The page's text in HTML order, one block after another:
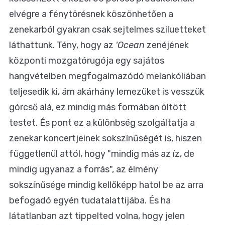
elvégre a fénytörésnek köszönhetően a
zenekarból gyakran csak sejtelmes sziluetteket
láthattunk. Tény, hogy az 'Ocean zenéjének
központi mozgatórugója egy sajátos
hangvételben megfogalmazódó melankóliában
teljesedik ki, ám akárhány lemezüket is vesszük
górcső alá, ez mindig más formában öltött
testet. És pont ez a különbség szolgáltatja a
zenekar koncertjeinek sokszínűségét is, hiszen
függetlenül attól, hogy "mindig más az íz, de
mindig ugyanaz a forrás", az élmény
sokszínűsége mindig kellőképp hatol be az arra
befogadó egyén tudatalattijába. És ha
látatlanban azt tippelted volna, hogy jelen